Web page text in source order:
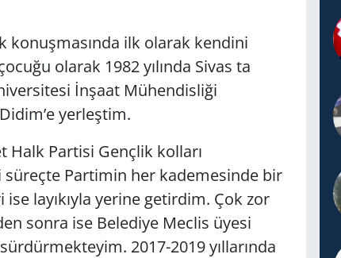
konuşmasında ilk olarak kendini
olarak 1982 yılında Sivas ta
İnşaat Mühendisliği
yerleştim.
Halk Partisi Gençlik kolları
Partimin her kademesinde bir
layıkıyla yerine getirdim. Çok zor
sonra ise Belediye Meclis üyesi
2017-2019 yıllarında